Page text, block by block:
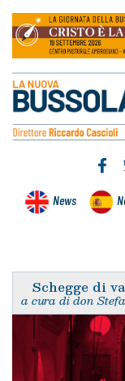
News
Schegge di
a cura di don